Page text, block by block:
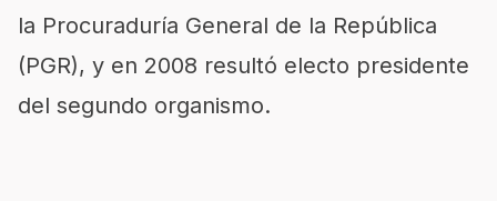
la Procuraduría General de la República
(PGR), y en 2008 resultó electo presidente
del segundo organismo.